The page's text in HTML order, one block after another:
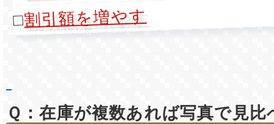
□割引額を増やす
Ｑ：在庫が複数あれば写真で見比